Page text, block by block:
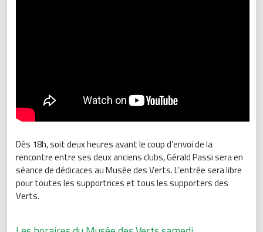
Dès 18h, soit deux heures avant le coup d’envoi de la
rencontre entre ses deux anciens clubs, Gérald Passi sera en
séance de dédicaces au Musée des Verts. L’entrée sera libre
pour toutes les supportrices et tous les supporters des
Verts.